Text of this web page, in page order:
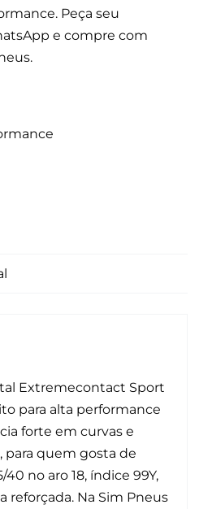
Peça seu
e compre com
Extremecontact Sport
para alta performance
forte em curvas e
para quem gosta de
no aro 18, índice 99Y,
reforçada. Na Sim Pneus